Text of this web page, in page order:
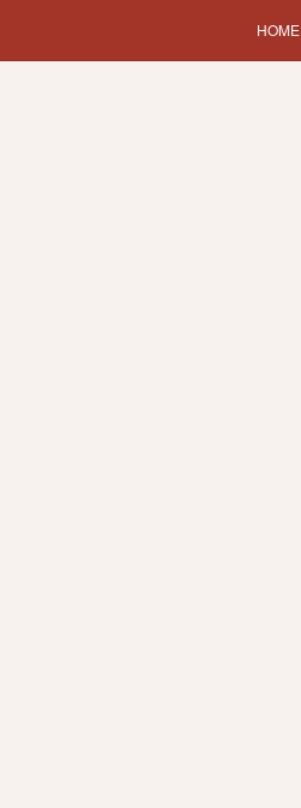
HOME